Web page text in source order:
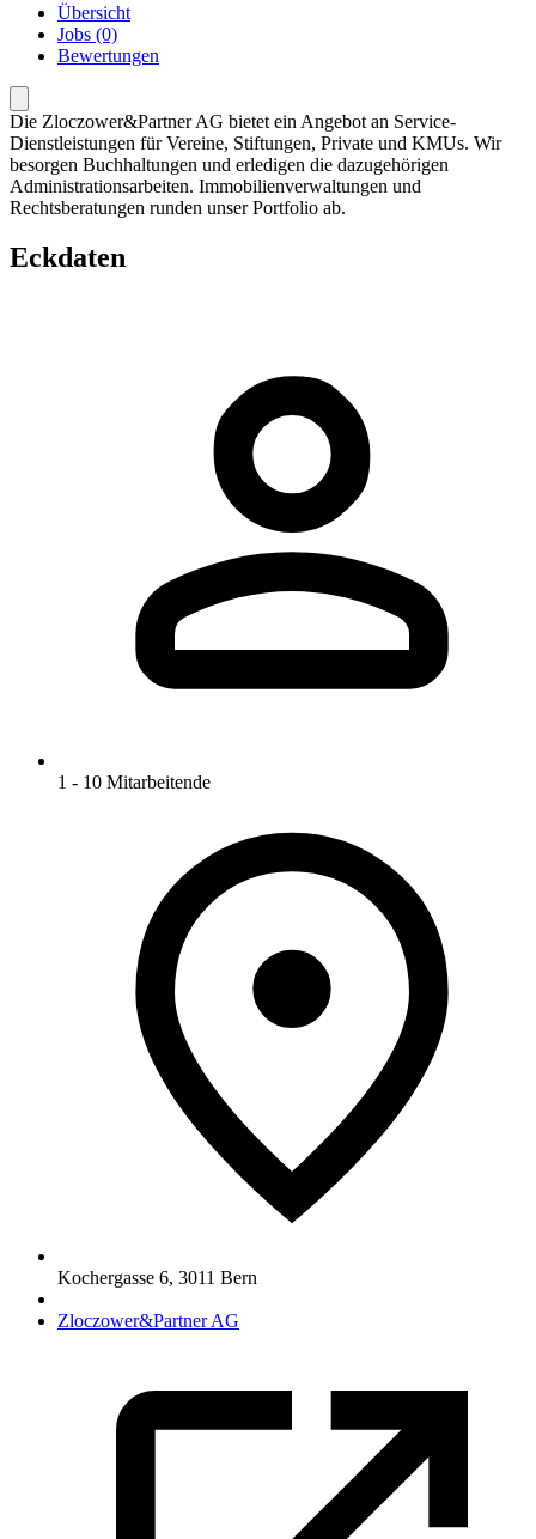
Übersicht
Jobs (0)
Bewertungen
Die Zloczower&Partner AG bietet ein Angebot an Service-
Dienstleistungen für Vereine, Stiftungen, Private und KMUs. Wir
besorgen Buchhaltungen und erledigen die dazugehörigen
Administrationsarbeiten. Immobilienverwaltungen und
Rechtsberatungen runden unser Portfolio ab.
Eckdaten
1 - 10 Mitarbeitende
Kochergasse 6, 3011 Bern
Zloczower&Partner AG